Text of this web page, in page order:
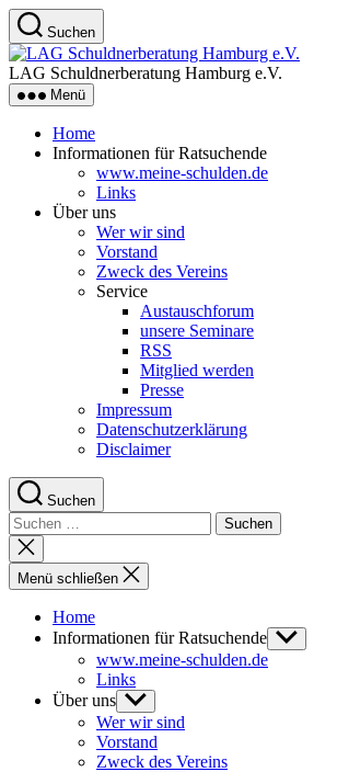
Zum
Inhalt
springen
Suchen
LAG Schuldnerberatung Hamburg e.V.
Menü
Home
Informationen für Ratsuchende
www.meine-schulden.de
Links
Über uns
Wer wir sind
Vorstand
Zweck des Vereins
Service
Austauschforum
unsere Seminare
RSS
Mitglied werden
Presse
Impressum
Datenschutzerklärung
Disclaimer
Suchen
Suchen
nach:
Suche
schließen
Menü schließen
Home
Informationen für Ratsuchende Untermenü
anzeigen
www.meine-schulden.de
Links
Über uns Untermenü
anzeigen
Wer wir sind
Vorstand
Zweck des Vereins